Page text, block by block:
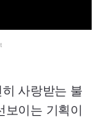
사랑받는 불
이는 기획이